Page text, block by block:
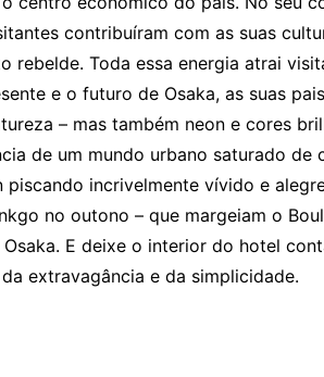
contribuíram com as suas
Toda essa energia atrai
e o futuro de Osaka, as suas
– mas também neon e cores
de um mundo urbano saturado de
incrivelmente vívido e
no outono – que margeiam o
E deixe o interior do hotel
extravagância e da simplicidade.